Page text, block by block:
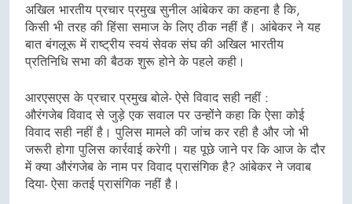
अखिल भारतीय प्रचार प्रमुख सुनील आंबेकर का कहना है कि,
किसी भी तरह की हिंसा समाज के लिए ठीक नहीं हैं। आंबेकर ने यह
बात बंगलूरू में राष्ट्रीय स्वयं सेवक संघ की अखिल भारतीय
प्रतिनिधि सभा की बैठक शुरू होने के पहले कही।
आरएसएस के प्रचार प्रमुख बोले- ऐसे विवाद सही नहीं :
औरंगजेब विवाद से जुड़े एक सवाल पर उन्होंने कहा कि ऐसा कोई
विवाद सही नहीं है। पुलिस मामले की जांच कर रही है और जो भी
जरूरी होगा पुलिस कार्रवाई करेगी। यह पूछे जाने पर कि आज के दौर
में क्या औरंगजेब के नाम पर विवाद प्रासंगिक है? आंबेकर ने जवाब
दिया- ऐसा कतई प्रासंगिक नहीं है।